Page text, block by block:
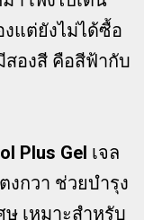
งแต่ยังไม่ได้ซื้อ
สองสี คือสีฟ้ากับ
Plus Gel เจล
งกวา ช่วยบำรุง
เหมาะสำหรับ